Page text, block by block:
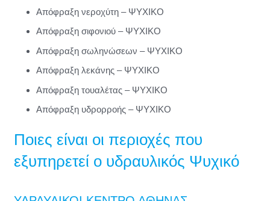
Απόφραξη νεροχύτη – ΨΥΧΙΚΟ
Απόφραξη σιφονιού – ΨΥΧΙΚΟ
Απόφραξη σωληνώσεων – ΨΥΧΙΚΟ
Απόφραξη λεκάνης – ΨΥΧΙΚΟ
Απόφραξη τουαλέτας – ΨΥΧΙΚΟ
Απόφραξη υδρορροής – ΨΥΧΙΚΟ
Ποιες είναι οι περιοχές που
εξυπηρετεί ο υδραυλικός Ψυχικό